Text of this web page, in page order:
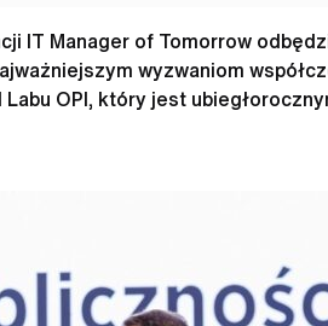
IT Manager of Tomorrow
wyzwaniom
OPI, który jest